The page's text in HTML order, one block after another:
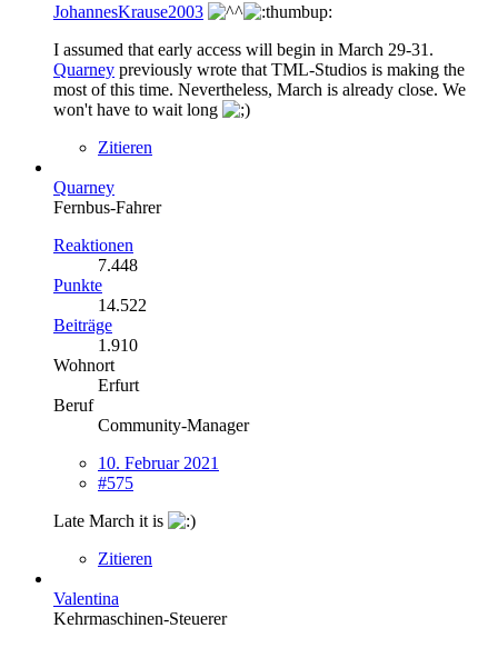
JohannesKrause2003
I assumed that early access will begin in March 29-31.
Quarney previously wrote that TML-Studios is making the
most of this time. Nevertheless, March is already close. We
won't have to wait long
Zitieren
Quarney
Fernbus-Fahrer
Reaktionen
7.448
Punkte
14.522
Beiträge
1.910
Wohnort
Erfurt
Beruf
Community-Manager
10. Februar 2021
#575
Late March it is
Zitieren
Valentina
Kehrmaschinen-Steuerer